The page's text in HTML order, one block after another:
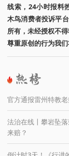
线索，24小时报料
木鸟消费者投诉平
所有，未经授权不
尊重原创的行为我们
官方通报雷州特教
法治在线丨攀岩坠
来赔？